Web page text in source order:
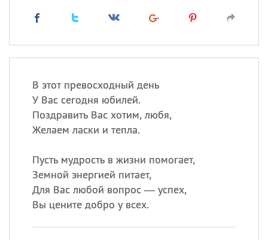
В этот превосходный день
У Вас сегодня юбилей.
Поздравить Вас хотим, любя,
Желаем ласки и тепла.
Пусть мудрость в жизни помогает,
Земной энергией питает,
Для Вас любой вопрос — успех,
Вы цените добро у всех.